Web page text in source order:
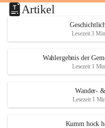
Artikel
Lesezeit 3
Wahlergebnis der
Lesezeit 1
Wander-
Lesezeit 1
Kumm hock